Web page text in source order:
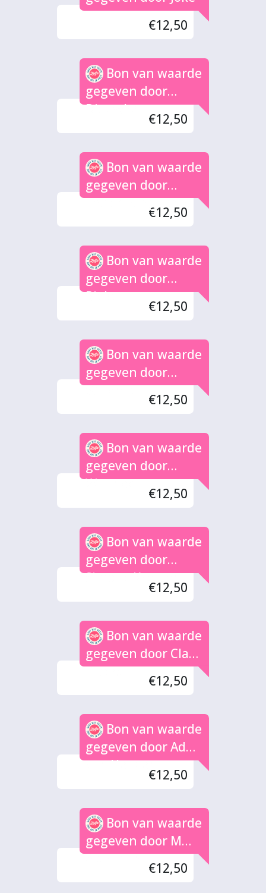
€12,50
Bon van waarde
gegeven door
Dieuwke
€12,50
Bon van waarde
gegeven door
Jasper Bongaards
€12,50
Bon van waarde
gegeven door
Rieke
€12,50
Bon van waarde
gegeven door
Willemien
€12,50
Bon van waarde
gegeven door
Wannee
€12,50
Bon van waarde
gegeven door
Simone Kremer
€12,50
Bon van waarde
gegeven door Clara
Elders
€12,50
Bon van waarde
gegeven door Ad
van Heuven
€12,50
Bon van waarde
gegeven door M
Alshaban
€12,50